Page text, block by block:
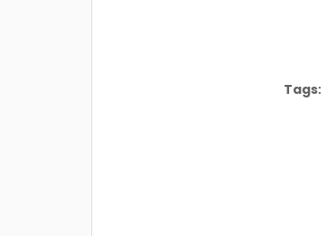
Tags: